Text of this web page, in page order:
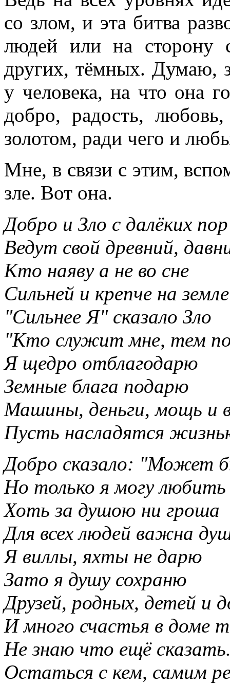
со злом, и эта битва
людей или на сторону
других, тёмных. Думаю,
у человека, на что она
добро, радость,
золотом, ради чего и
Мне, в связи с этим,
зле. Вот она.
Добро и Зло с далёких пор
Ведут свой древний,
Кто наяву а не во сне
Сильней и крепче на
"Сильнее Я" сказало Зло
"Кто служит мне, тем
Я щедро отблагодарю
Земные блага подарю
Машины, деньги, мощь и
Пусть насладятся
Добро сказало: "Может
Но только я могу любить
Хоть за душою ни гроша
Для всех людей важна
Я виллы, яхты не дарю
Зато я душу сохраню
Друзей, родных, детей и
И много счастья в доме
Не знаю что ещё
Остаться с кем, самим